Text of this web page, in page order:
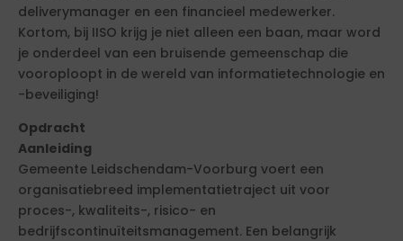
deliverymanager en een financieel medewerker.
Kortom, bij IISO krijg je niet alleen een baan, maar word
je onderdeel van een bruisende gemeenschap die
vooroploopt in de wereld van informatietechnologie en
-beveiliging!
Opdracht
Aanleiding
Gemeente Leidschendam-Voorburg voert een
organisatiebreed implementatietraject uit voor
proces-, kwaliteits-, risico- en
bedrijfscontinuïteitsmanagement. Een belangrijk